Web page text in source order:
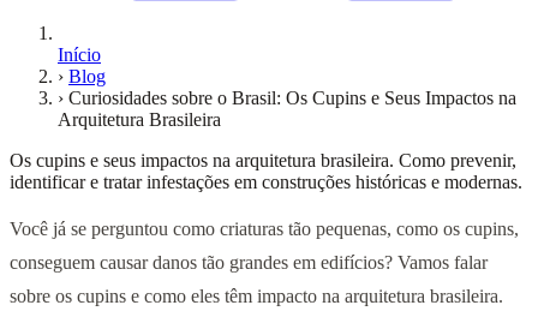
Início
› Blog
› Curiosidades sobre o Brasil: Os Cupins e Seus Impactos na
Arquitetura Brasileira
Os cupins e seus impactos na arquitetura brasileira. Como prevenir,
identificar e tratar infestações em construções históricas e modernas.
Você já se perguntou como criaturas tão pequenas, como os cupins,
conseguem causar danos tão grandes em edifícios? Vamos falar
sobre os cupins e como eles têm impacto na arquitetura brasileira.